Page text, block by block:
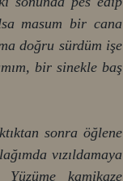
masum bir cana
doğru sürdüm işe
bir sinekle baş
sonra öğlene
vızıldamaya
Yüzüme kamikaze